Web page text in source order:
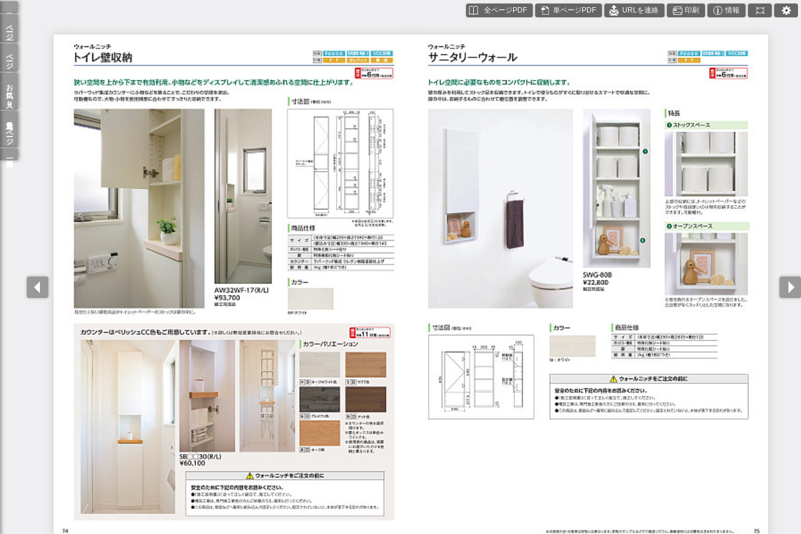
全ページPDF 単ページPDF URLを連絡 印刷 情報
ページ一覧
ページ検索
お気に入り
最近見たページ